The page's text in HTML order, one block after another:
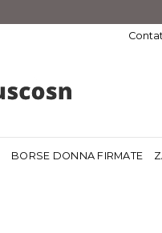
BORSE DONNA FIRMATE